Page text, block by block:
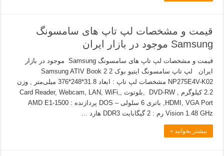
قیمت و مشخصات لپ تاپ های سامسونگ
Samsung موجود در بازار ایران
قیمت و مشخصات لپ تاپ های سامسونگ Samsung موجود در بازار
ایران لپ تاپ سامسونگ ایتیو بوک 2 Samsung ATIV Book 2
NP275E4V-K02 مشخصات لپ تاپ : ابعاد 31.8*248*376 میلی‌متر , وزن
2.2 کیلوگرم , DVD-RW ,بلوتوث ,Card Reader, Webcam, LAN, WiFi,
HDMI, VGA Port, باتری 6 سلولی – DOS پردازنده : AMD E1-1500
Vision 1.48 GHz رم : 2 گیگابایت DDR3 هارد …
بیشتر بخوانید »